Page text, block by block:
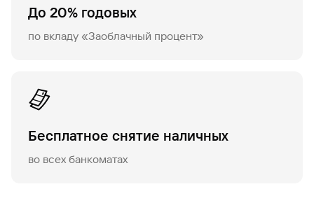
До 20% годовых
по вкладу «Заоблачный процент»
Бесплатное снятие наличных
во всех банкоматах